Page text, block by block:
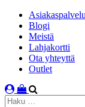
Asiakaspalvelu
Blogi
Meistä
Lahjakortti
Ota yhteyttä
Outlet
Haku: